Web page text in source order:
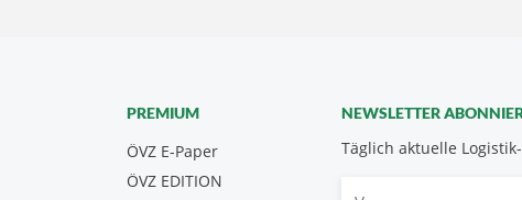
NEWSLETTER
Täglich aktuelle
PREMIUM
ÖVZ E-Paper
ÖVZ EDITION